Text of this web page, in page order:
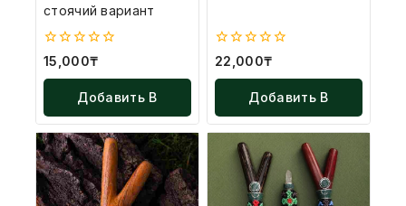
стоячий вариант
0
5
15,000₸
Добавить В
Корзину
0
5
22,000₸
Добавить В
Корзину